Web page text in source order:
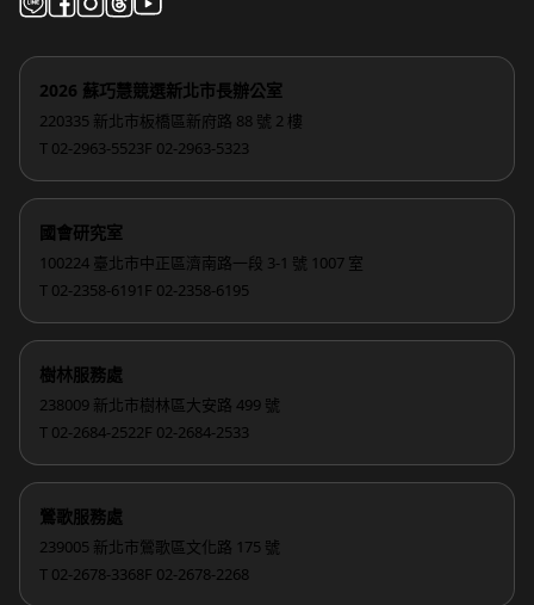
2026 蘇巧慧競選新北市長辦公室
220335 新北市板橋區新府路 88 號 2 樓
T 02-2963-5523F 02-2963-5323
國會研究室
100224 臺北市中正區濟南路一段 3-1 號 1007 室
T 02-2358-6191 F 02-2358-6195
樹林服務處
238009 新北市樹林區大安路 499 號
T 02-2684-2522F 02-2684-2533
鶯歌服務處
239005 新北市鶯歌區文化路 175 號
T 02-2678-3368F 02-2678-2268